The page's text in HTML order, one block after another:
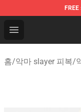
FREE
Open menu
Kimetsu no
홈/악마 slayer 피복/